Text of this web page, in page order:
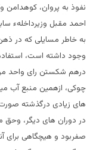
نفوذ به پروان، کوهدامن
احمد مقبل وزیرداخلهء
به خاطر مسایلی که در
وجود داشته است،
درهم شکستن رای واحد
چوکی، ازهمین منبع آب
های زیادی درگذشته
در دوران های دیگر، وحق
صفربود و هیچگاهی برای